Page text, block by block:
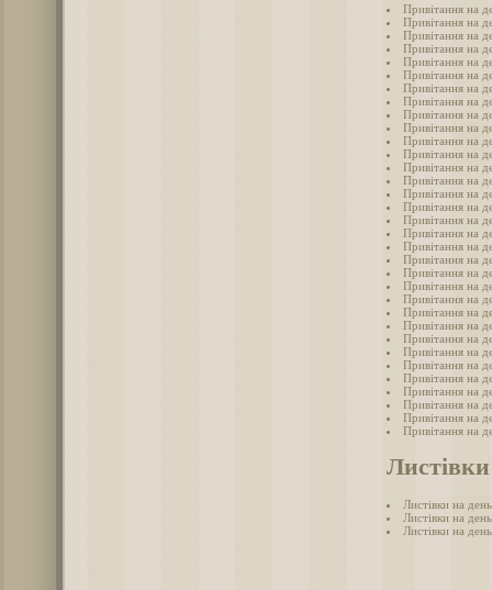
Привітання на
Привітання на
Привітання на
Привітання на
Привітання на
Привітання на
Привітання на
Привітання на
Привітання на
Привітання на
Привітання на
Привітання на
Привітання на
Привітання на
Привітання на
Привітання на
Привітання на
Привітання на
Привітання на
Привітання на
Привітання на
Привітання на
Привітання на
Привітання на
Привітання на
Привітання на
Привітання на
Привітання на
Привітання на
Привітання на
Привітання на
Привітання на
Привітання на
Листівки на
Листівки на
Листівки на